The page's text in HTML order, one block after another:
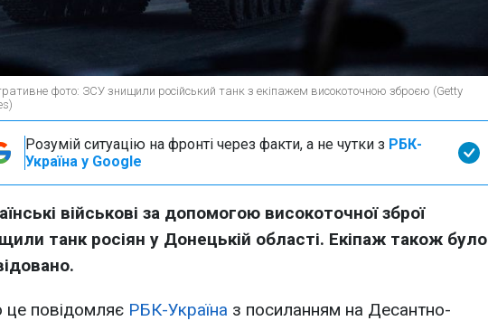
фото: ЗСУ знищили російський танк з екіпажем високоточною зброєю (Getty
Розумій ситуацію на фронті через факти, а не чутки з РБК-
Україна у Google
військові за допомогою високоточної зброї
танк росіян у Донецькій області. Екіпаж також було
це повідомляє РБК-Україна з посиланням на Десантно-